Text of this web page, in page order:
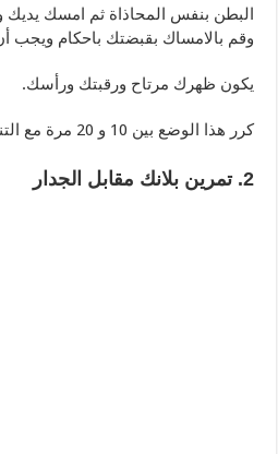
البطن بنفس المحاذاة ثم امسك يديك
وقم بالامساك بقبضتك باحكام ويجب
يكون ظهرك مرتاح ورقبتك ورأسك.
كرر هذا الوضع بين 10 و 20 مرة مع التنفس العميق.
2. تمرين بلانك مقابل الجدار